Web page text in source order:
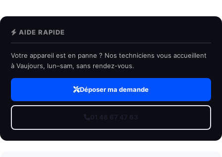
AIDE RAPIDE
Votre appareil est en panne ? Nos techniciens vous accueillent
à Vaujours, lun–sam, sans rendez-vous.
Déposer ma demande
01 48 67 47 63